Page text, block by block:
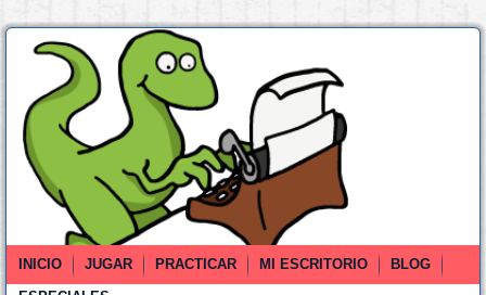
INICIO JUGAR PRACTICAR MI ESCRITORIO
BLOG